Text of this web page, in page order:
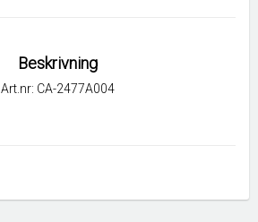
Beskrivning
Art.nr: CA-2477A004